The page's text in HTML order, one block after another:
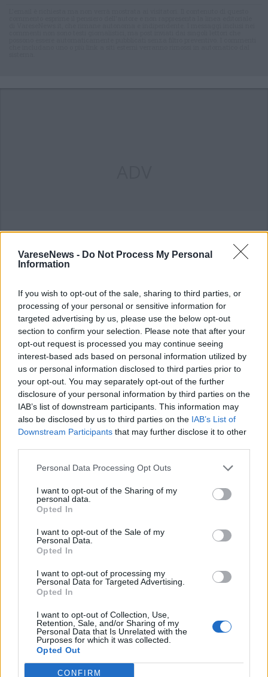
VareseNews - Do Not Process My Personal
Information
If you wish to opt-out of the sale, sharing to third parties, or
processing of your personal or sensitive information for
targeted advertising by us, please use the below opt-out
section to confirm your selection. Please note that after your
opt-out request is processed you may continue seeing
interest-based ads based on personal information utilized by
us or personal information disclosed to third parties prior to
your opt-out. You may separately opt-out of the further
disclosure of your personal information by third parties on the
IAB’s list of downstream participants. This information may
also be disclosed by us to third parties on the IAB’s List of
Downstream Participants that may further disclose it to other
Personal Data Processing Opt Outs
I want to opt-out of the Sharing of my
personal data.
Opted In
I want to opt-out of the Sale of my
Personal Data.
Opted In
I want to opt-out of processing my
Personal Data for Targeted Advertising.
Opted In
I want to opt-out of Collection, Use,
Retention, Sale, and/or Sharing of my
Personal Data that Is Unrelated with the
Purposes for which it was collected.
Opted Out
CONFIRM
ALTRE NOTIZIE DI MAGENTA
L'INTERVISTA
Sotto la superficie del Ticino: viaggio nel
mondo sommerso con Mattia Nocciola, “i
pesci condividono il nostro ambiente”